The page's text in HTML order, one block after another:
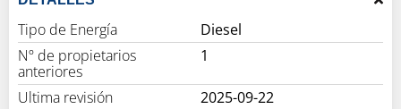
Tipo de Energía
Diesel
Nº de propietarios
anteriores
1
Ultima revisión
2025-09-22